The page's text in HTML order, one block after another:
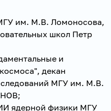
им. М.В. Ломоносова,
школ Петр
и
декан
МГУ им. М.В.
ядерной физики МГУ